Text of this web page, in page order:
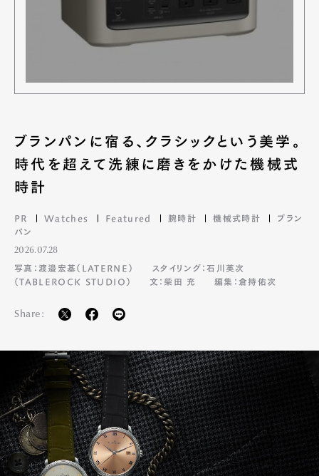
ブランパンに宿る、クラシックという美学。
時代を超えて洗練に磨きをかけた機械式
時計
PR Watches Featured 腕時計 機械式時計
ブラン
パン
2026.07.28
写真：渡邉宏基（LATERNE）
スタイリング：石川英次
（TABLEROCK STUDIO）
文：柴田 充 編集：倉持佑次
Share: